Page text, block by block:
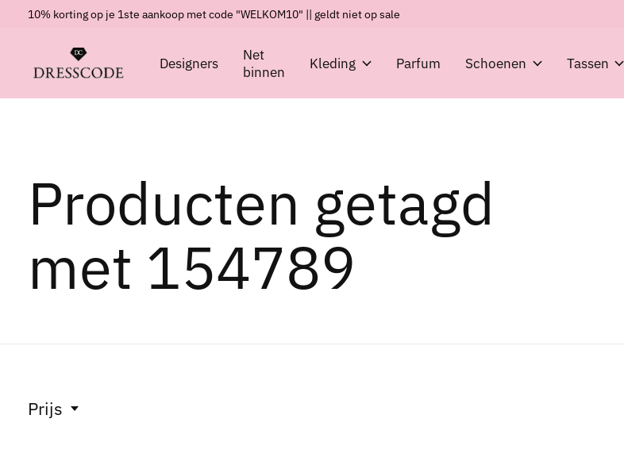
10% korting op je 1ste aankoop met code "WELKOM10" || geldt niet op sale
Designers
Net
binnen
Kleding Parfum Schoenen Tassen
Producten getagd
met 154789
Prijs